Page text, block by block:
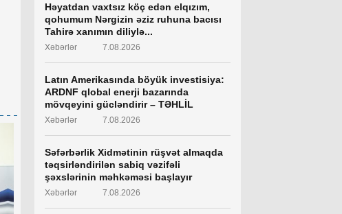
Həyatdan vaxtsız köç edən elqızım,
qohumum Nərgizin əziz ruhuna bacısı
Tahirə xanımın diliylə...
Xəbərlər 7.08.2026
Latın Amerikasında böyük investisiya:
ARDNF qlobal enerji bazarında
mövqeyini gücləndirir – TƏHLİL
Xəbərlər 7.08.2026
Səfərbərlik Xidmətinin rüşvət almaqda
təqsirləndirilən sabiq vəzifəli
şəxslərinin məhkəməsi başlayır
Xəbərlər 7.08.2026